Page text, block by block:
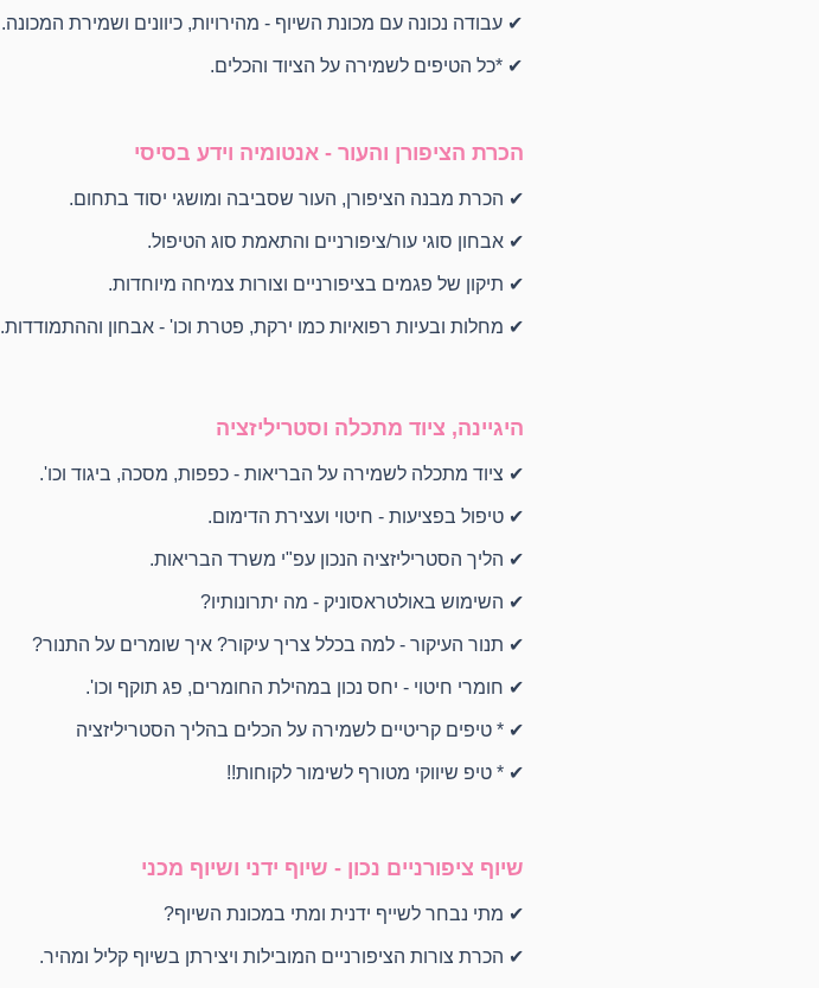
✔ עבודה נכונה עם מכונת השיוף - מהירויות, כיוונים ושמירת המכונה.
✔ *כל הטיפים לשמירה על הציוד והכלים.
הכרת הציפורן והעור - אנטומיה וידע בסיסי
✔ הכרת מבנה הציפורן, העור שסביבה ומושגי יסוד בתחום.
✔ אבחון סוגי עור/ציפורניים והתאמת סוג הטיפול.
✔ תיקון של פגמים בציפורניים וצורות צמיחה מיוחדות.
✔ מחלות ובעיות רפואיות כמו ירקת, פטרת וכו' - אבחון וההתמודדות.
היגיינה, ציוד מתכלה וסטריליזציה
✔ ציוד מתכלה לשמירה על הבריאות - כפפות, מסכה, ביגוד וכו'.
✔ טיפול בפציעות - חיטוי ועצירת הדימום.
✔ הליך הסטריליזציה הנכון עפ"י משרד הבריאות.
✔ השימוש באולטראסוניק - מה יתרונותיו?
✔ תנור העיקור - למה בכלל צריך עיקור? איך שומרים על התנור?
✔ חומרי חיטוי - יחס נכון במהילת החומרים, פג תוקף וכו'.
✔ * טיפים קריטיים לשמירה על הכלים בהליך הסטריליזציה
✔ * טיפ שיווקי מטורף לשימור לקוחות!!
שיוף ציפורניים נכון - שיוף ידני ושיוף מכני
✔ מתי נבחר לשייף ידנית ומתי במכונת השיוף?
✔ הכרת צורות הציפורניים המובילות ויצירתן בשיוף קליל ומהיר.